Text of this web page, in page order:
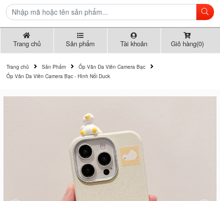
Trang chủ Sản phẩm Tài khoản Giỏ hàng(0)
Trang chủ Sản Phẩm
Ốp Vân Da Viền Camera Bạc
Ốp Vân Da Viền Camera Bạc - Hình Nổi Duck